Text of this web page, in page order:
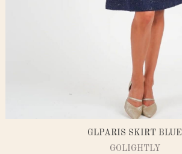
GLPARIS SKIRT BLUE
GOLIGHTLY